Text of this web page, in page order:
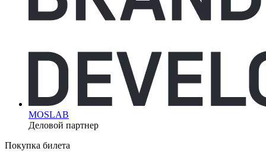
MOSLAB
Деловой партнер
Покупка билета